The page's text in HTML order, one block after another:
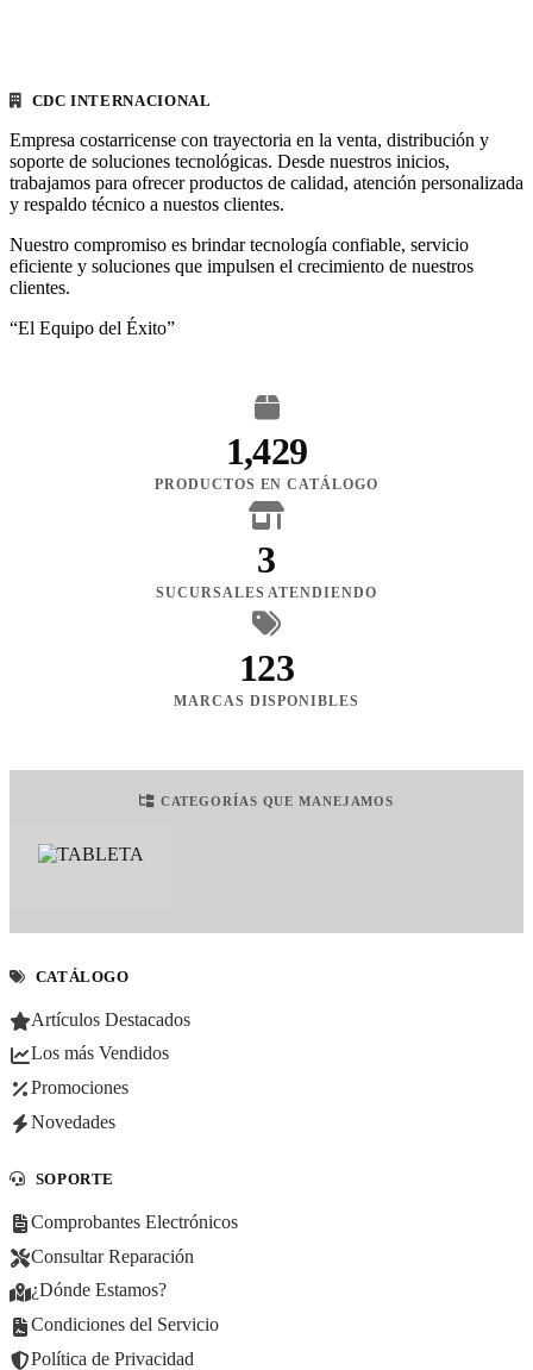
CDC INTERNACIONAL
Empresa costarricense con trayectoria en la venta, distribución y
soporte de soluciones tecnológicas. Desde nuestros inicios,
trabajamos para ofrecer productos de calidad, atención personalizada
y respaldo técnico a nuestos clientes.
Nuestro compromiso es brindar tecnología confiable, servicio
eficiente y soluciones que impulsen el crecimiento de nuestros
clientes.
“El Equipo del Éxito”
1,429
PRODUCTOS EN CATÁLOGO
3
SUCURSALES ATENDIENDO
123
MARCAS DISPONIBLES
CATEGORÍAS QUE MANEJAMOS
CATÁLOGO
Artículos Destacados
Los más Vendidos
Promociones
Novedades
SOPORTE
Comprobantes Electrónicos
Consultar Reparación
¿Dónde Estamos?
Condiciones del Servicio
Política de Privacidad